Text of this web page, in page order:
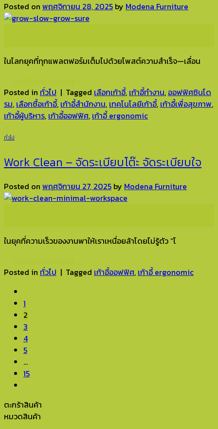
Posted on พฤศจิกายน 28, 2025 by Modena Furniture
ในโลกยุคที่ทุกแพลตฟอร์มเต็มไปด้วยโพสต์ความสำเร็จ—เลื่อน
Posted in ทั่วไป | Tagged เลือกเก้าอี้, เก้าอี้ทำงาน, ออฟฟิศซินโด
รม, เลือกซื้อเก้าอี้, เก้าอี้สำนักงาน, เทคโนโลยีเก้าอี้, เก้าอี้เพื่อสุขภาพ,
เก้าอี้ผู้บริหาร, เก้าอี้ออฟฟิศ, เก้าอี้ ergonomic
ทั่วไป
Work Clean – จัดระเบียบโต๊ะ จัดระเบียบใจ
Posted on พฤศจิกายน 27, 2025 by Modena Furniture
ในยุคที่ความเร็วของงานพาให้เราเหนื่อยล้าโดยไม่รู้ตัว “โ
Posted in ทั่วไป | Tagged เก้าอี้ออฟฟิศ, เก้าอี้ ergonomic
1
2
3
4
5
…
15
ตะกร้าสินค้า
หมวดสินค้า